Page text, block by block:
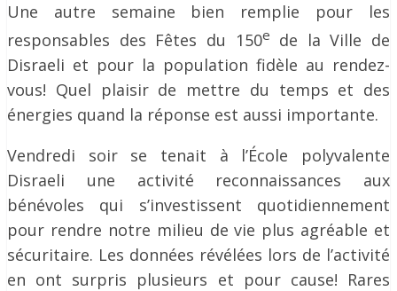
Une autre semaine bien remplie pour les
responsables des Fêtes du 150e de la Ville de
Disraeli et pour la population fidèle au rendez-
vous! Quel plaisir de mettre du temps et des
énergies quand la réponse est aussi importante.
Vendredi soir se tenait à l’École polyvalente
Disraeli une activité reconnaissances aux
bénévoles qui s’investissent quotidiennement
pour rendre notre milieu de vie plus agréable et
sécuritaire. Les données révélées lors de l’activité
en ont surpris plusieurs et pour cause! Rares